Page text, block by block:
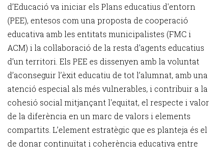
d’Educació va iniciar els Plans educatius d'entorn
(PEE), entesos com una proposta de cooperació
educativa amb les entitats municipalistes (FMC i
ACM) i la col·laboració de la resta d'agents educatius
d’un territori. Els PEE es dissenyen amb la voluntat
d’aconseguir l’èxit educatiu de tot l’alumnat, amb una
atenció especial als més vulnerables, i contribuir a la
cohesió social mitjançant l'equitat, el respecte i valor
de la diferència en un marc de valors i elements
compartits. L’element estratègic que es planteja és el
de donar continuïtat i coherència educativa entre